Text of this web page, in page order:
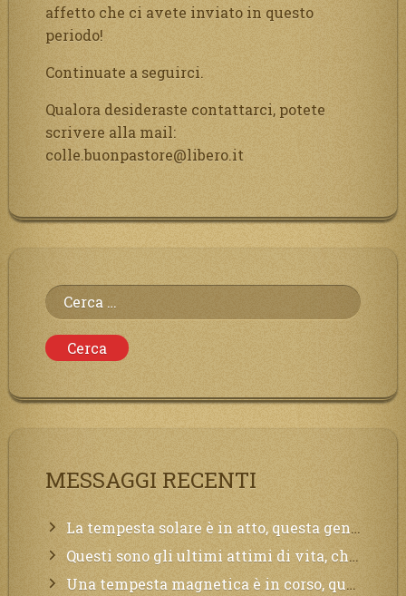
affetto che ci avete inviato in questo
periodo!
Continuate a seguirci.
Qualora desideraste contattarci, potete
scrivere alla mail:
colle.buonpastore@libero.it
Ricerca
per:
MESSAGGI RECENTI
La tempesta solare è in atto, questa generazione soffrirà molto, la Terra arderà, l’acqua sarà contaminata, il cibo non sarà più nelle vostre mense.
Questi sono gli ultimi attimi di vita, chi si vuole salvare Mi chiami in suo aiuto.
Una tempesta magnetica è in corso, questa generazione patirà. Il black out non tarderà ad arrivare e tutta la Terra sarà oscurata.